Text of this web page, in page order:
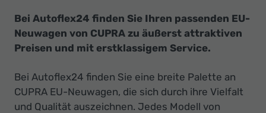
Bei Autoflex24 finden Sie Ihren passenden EU-
Neuwagen von CUPRA zu äußerst attraktiven
Preisen und mit erstklassigem Service.
Bei Autoflex24 finden Sie eine breite Palette an
CUPRA EU-Neuwagen, die sich durch ihre Vielfalt
und Qualität auszeichnen. Jedes Modell von